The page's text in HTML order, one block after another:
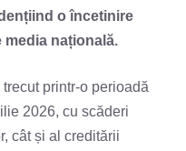
o încetinire
media națională.
printr-o perioadă
2026, cu scăderi
cât și al creditării